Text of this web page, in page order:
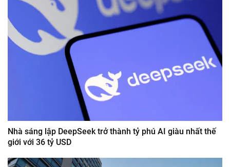
Nhà sáng lập DeepSeek trở thành tỷ phú AI giàu nhất thế
giới với 36 tỷ USD